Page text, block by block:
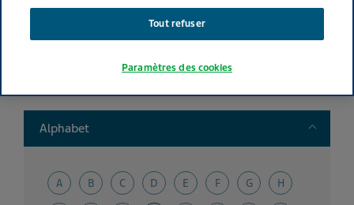
Filtres clairs
Alphabet Toggle
A B C D E F G H
Tout refuser
Paramètres des cookies